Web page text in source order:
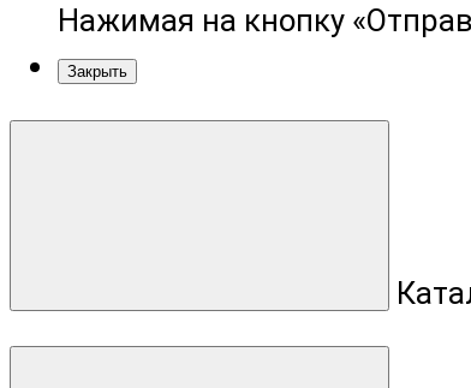
Нажимая на кнопку
Закрыть